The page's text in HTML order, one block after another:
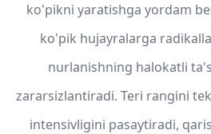
ko'pikni yaratishga yordam
ko'pik hujayralarga
nurlanishning halokatli
zararsizlantiradi. Teri rangini
intensivligini pasaytiradi,